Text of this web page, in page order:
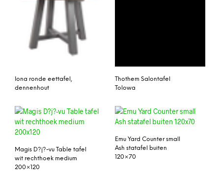
Iona ronde eettafel,
dennenhout
Thothem Salontafel
Tolowa
Magis D?j?-vu Table tafel
wit rechthoek medium
200×120
Emu Yard Counter small
Ash statafel buiten
120×70